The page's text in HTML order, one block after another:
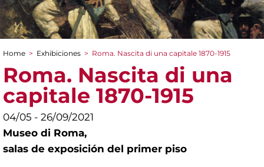
You are here
Home > Exhibiciones > Roma. Nascita di una capitale 1870-1915
Roma. Nascita di una
capitale 1870-1915
04/05 - 26/09/2021
Museo di Roma,
salas de exposición del primer piso